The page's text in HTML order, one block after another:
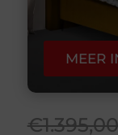
MEER
€1.395,00